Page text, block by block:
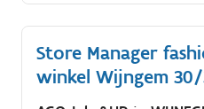
het behalen van
ervoor dat de winkel er
Daarnaast ben je bezig met
ontwikkelen van
Store Manager
winkel Wijngem